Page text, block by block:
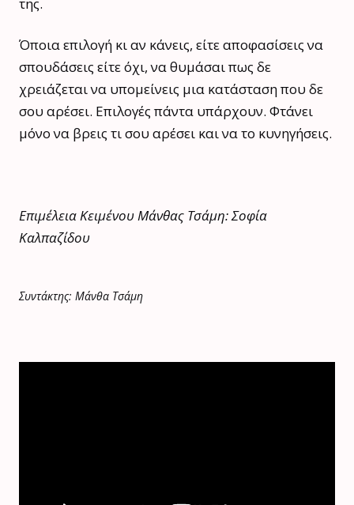
Όποια επιλογή κι αν κάνεις, είτε αποφασίσεις να
σπουδάσεις είτε όχι, να θυμάσαι πως δε
χρειάζεται να υπομείνεις μια κατάσταση που δε
σου αρέσει. Επιλογές πάντα υπάρχουν. Φτάνει
μόνο να βρεις τι σου αρέσει και να το κυνηγήσεις.
Επιμέλεια Κειμένου Μάνθας Τσάμη: Σοφία
Καλπαζίδου
Συντάκτης: Μάνθα Τσάμη